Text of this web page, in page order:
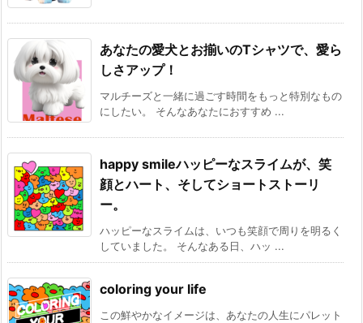
あなたの愛犬とお揃いのTシャツで、愛ら
しさアップ！
マルチーズと一緒に過ごす時間をもっと特別なもの
にしたい。 そんなあなたにおすすめ ...
happy smileハッピーなスライムが、笑
顔とハート、そしてショートストーリ
ー。
ハッピーなスライムは、いつも笑顔で周りを明るく
していました。 そんなある日、ハッ ...
coloring your life
この鮮やかなイメージは、あなたの人生にパレット